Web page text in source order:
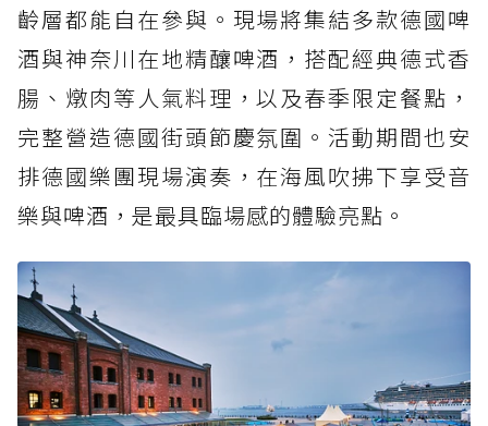
齡層都能自在參與。現場將集結多款德國啤
酒與神奈川在地精釀啤酒，搭配經典德式香
腸、燉肉等人氣料理，以及春季限定餐點，
完整營造德國街頭節慶氛圍。活動期間也安
排德國樂團現場演奏，在海風吹拂下享受音
樂與啤酒，是最具臨場感的體驗亮點。